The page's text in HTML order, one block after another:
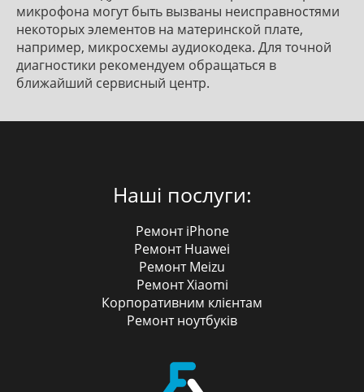
микрофона могут быть вызваны неисправностями
некоторых элементов на материнской плате,
например, микросхемы аудиокодека. Для точной
диагностики рекомендуем обращаться в
ближайший сервисный центр.
Наші послуги:
Ремонт iPhone
Ремонт Huawei
Ремонт Meizu
Ремонт Xiaomi
Корпоративним клієнтам
Ремонт ноутбуків